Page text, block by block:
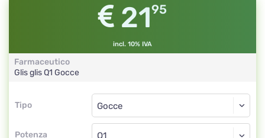
2195
incl. 10% IVA
Farmaceutico
Glis glisQ1 Gocce
Tipo
Tipo
Potenza
Gocce
Q1